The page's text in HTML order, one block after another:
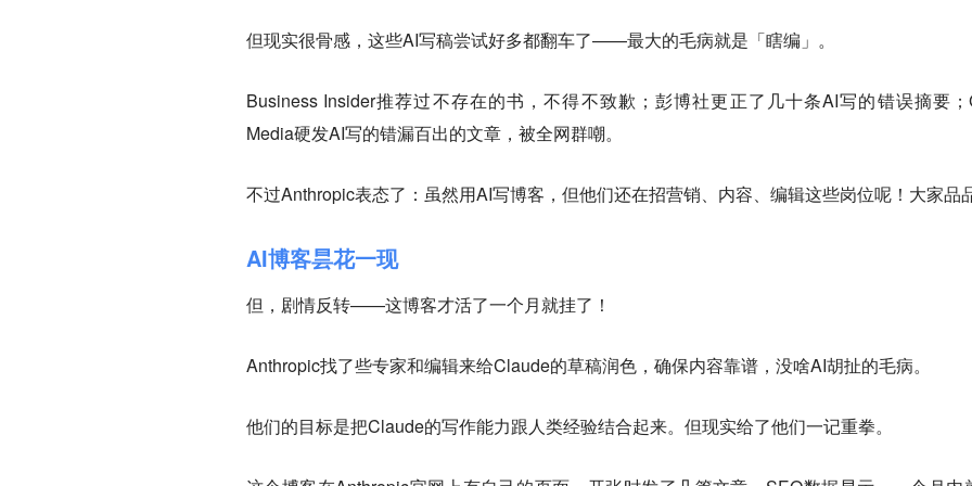
但现实很骨感，这些AI写稿尝试好多都翻车了——最大的毛病就是「瞎编」。
Business Insider推荐过不存在的书，不得不致歉；彭博社更正了几十条AI写的错误摘要；
Media硬发AI写的错漏百出的文章，被全网群嘲。
不过Anthropic表态了：虽然用AI写博客，但他们还在招营销、内容、编辑这些岗位呢！大家品
AI博客昙花一现
但，剧情反转——这博客才活了一个月就挂了！
Anthropic找了些专家和编辑来给Claude的草稿润色，确保内容靠谱，没啥AI胡扯的毛病。
他们的目标是把Claude的写作能力跟人类经验结合起来。但现实给了他们一记重拳。